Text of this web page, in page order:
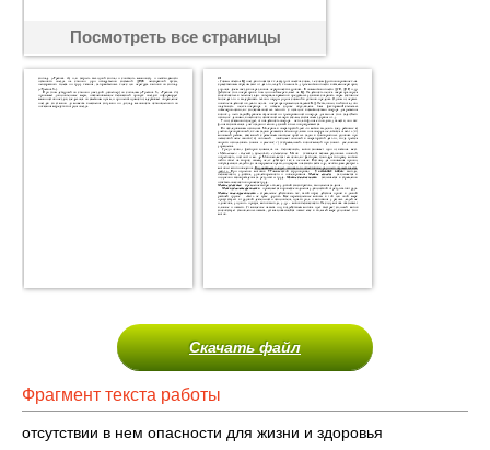
Посмотреть все страницы
Скачать файл
Фрагмент текста работы
отсутствии в нем опасности для жизни и здоровья